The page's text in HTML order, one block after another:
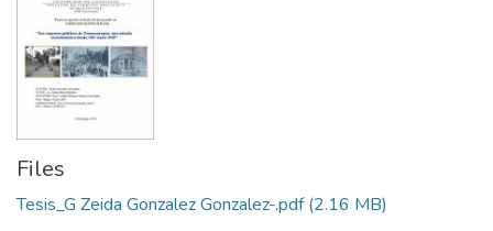
Files
Tesis_G Zeida Gonzalez Gonzalez-.pdf(2.16 MB)